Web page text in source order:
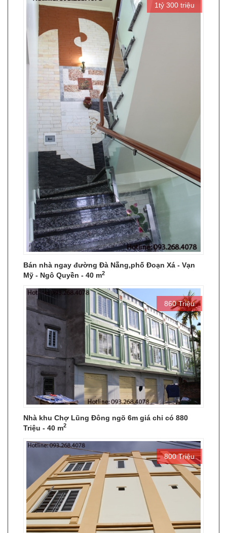
1tỷ 300 triệu
Bán nhà ngay đường Đà Nẵng,phố Đoạn Xá - Vạn
Mỹ - Ngô Quyền - 40 m2
860 Triệu
Nhà khu Chợ Lũng Đông ngõ 6m giá chỉ có 880
Triệu - 40 m2
800 Triệu